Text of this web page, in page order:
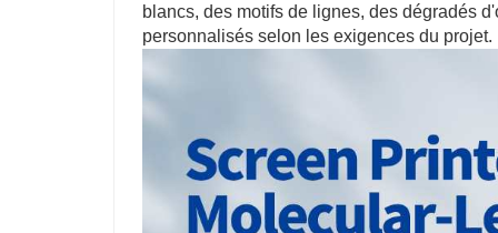
blancs, des motifs de lignes, des dégradés
personnalisés selon les exigences du projet.